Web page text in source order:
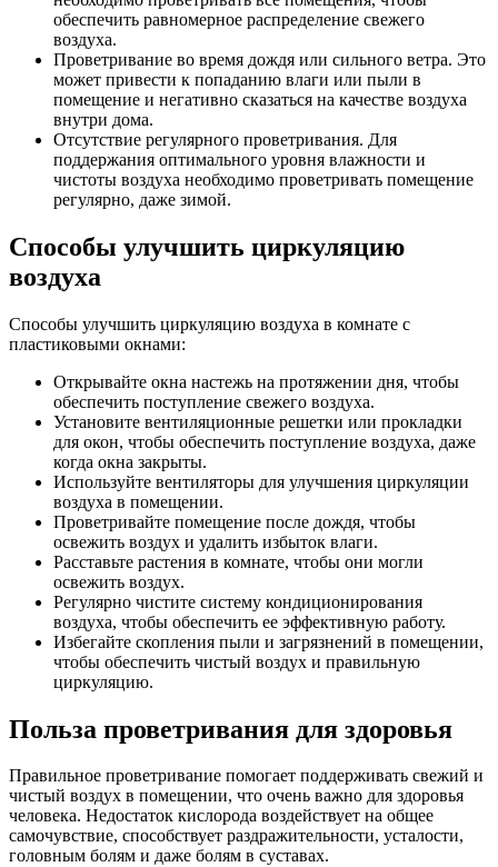
обеспечить равномерное распределение свежего
воздуха.
Проветривание во время дождя или сильного ветра. Это
может привести к попаданию влаги или пыли в
помещение и негативно сказаться на качестве воздуха
внутри дома.
Отсутствие регулярного проветривания. Для
поддержания оптимального уровня влажности и
чистоты воздуха необходимо проветривать помещение
регулярно, даже зимой.
Способы улучшить циркуляцию
воздуха
Способы улучшить циркуляцию воздуха в комнате с
пластиковыми окнами:
Открывайте окна настежь на протяжении дня, чтобы
обеспечить поступление свежего воздуха.
Установите вентиляционные решетки или прокладки
для окон, чтобы обеспечить поступление воздуха, даже
когда окна закрыты.
Используйте вентиляторы для улучшения циркуляции
воздуха в помещении.
Проветривайте помещение после дождя, чтобы
освежить воздух и удалить избыток влаги.
Расставьте растения в комнате, чтобы они могли
освежить воздух.
Регулярно чистите систему кондиционирования
воздуха, чтобы обеспечить ее эффективную работу.
Избегайте скопления пыли и загрязнений в помещении,
чтобы обеспечить чистый воздух и правильную
циркуляцию.
Польза проветривания для здоровья
Правильное проветривание помогает поддерживать свежий и
чистый воздух в помещении, что очень важно для здоровья
человека. Недостаток кислорода воздействует на общее
самочувствие, способствует раздражительности, усталости,
головным болям и даже болям в суставах.